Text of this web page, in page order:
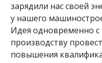
зарядили нас своей
у нашего
Идея одновременно
производству
повышения